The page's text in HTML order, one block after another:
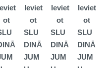
ot
Ieviet
ot
SLU
DINĀ
JUM
Ieviet
ot
SLU
DINĀ
JUM
Ieviet
ot
SLU
DINĀ
JUM